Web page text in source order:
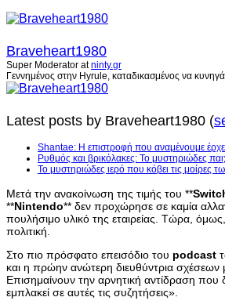
Braveheart1980
Super Moderator atninty.gr
Γεννημένος στην Hyrule, καταδικασμένος να
Latest posts by Braveheart1980 (
Shantae: Η επιστροφή που αναμένουμε
Ρυθμός και βρικόλακες: Το μυστηριώδες
Το μυστηριώδες ιερό που κόβει τις μοίρες
Μετά την ανακοίνωση της τιμής του **
**Nintendo** δεν προχώρησε σε καμία
πουλήσιμο υλικό της εταιρείας. Τώρα,
πολιτική.
Στο πιο πρόσφατο επεισόδιο του podcast
και η πρώην ανώτερη διευθύντρια σχέσεων
Επισημαίνουν την αρνητική αντίδραση που
εμπλακεί σε αυτές τις συζητήσεις».